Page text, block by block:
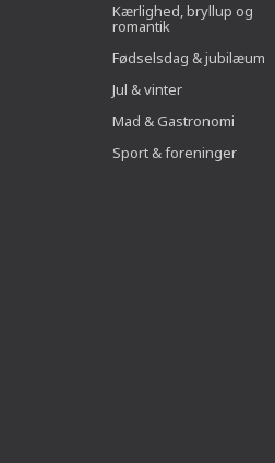
Kærlighed, bryllup og
romantik
Fødselsdag & jubilæum
Jul & vinter
Mad & Gastronomi
Sport & foreninger